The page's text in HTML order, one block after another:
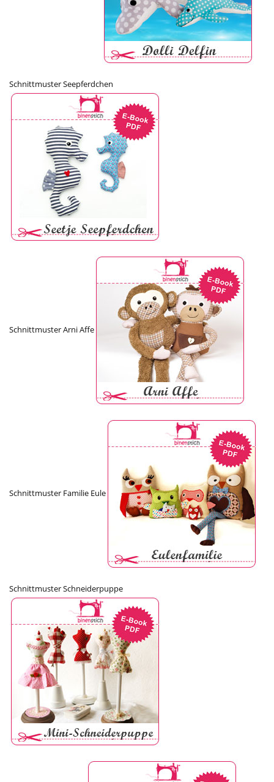
Schnittmuster Seepferdchen
Schnittmuster Arni Affe
Schnittmuster Familie Eule
Schnittmuster Schneiderpuppe